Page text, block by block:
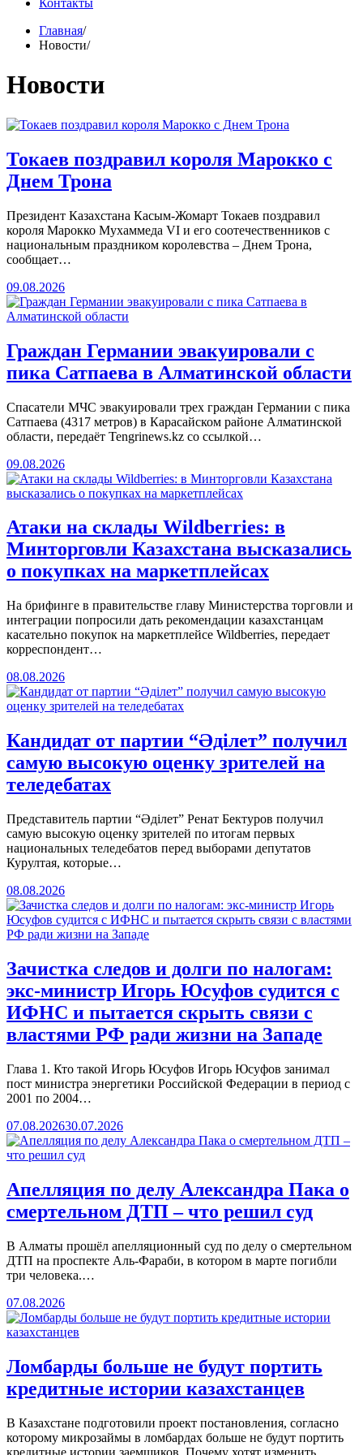
Контакты
Главная
Новости
Новости
Токаев поздравил короля Марокко с
Днем Трона
Президент Казахстана Касым-Жомарт Токаев поздравил
короля Марокко Мухаммеда VI и его соотечественников с
национальным праздником королевства – Днем Трона,
сообщает…
09.08.2026
Граждан Германии эвакуировали с
пика Сатпаева в Алматинской области
Спасатели МЧС эвакуировали трех граждан Германии с пика
Сатпаева (4317 метров) в Карасайском районе Алматинской
области, передаёт Tengrinews.kz со ссылкой…
09.08.2026
Атаки на склады Wildberries: в
Минторговли Казахстана высказались
о покупках на маркетплейсах
На брифинге в правительстве главу Министерства торговли и
интеграции попросили дать рекомендации казахстанцам
касательно покупок на маркетплейсе Wildberries, передает
корреспондент…
08.08.2026
Кандидат от партии “Әділет” получил
самую высокую оценку зрителей на
теледебатах
Представитель партии “Әділет” Ренат Бектуров получил
самую высокую оценку зрителей по итогам первых
национальных теледебатов перед выборами депутатов
Курултая, которые…
08.08.2026
Зачистка следов и долги по налогам:
экс-министр Игорь Юсуфов судится с
ИФНС и пытается скрыть связи с
властями РФ ради жизни на Западе
Глава 1. Кто такой Игорь Юсуфов Игорь Юсуфов занимал
пост министра энергетики Российской Федерации в период с
2001 по 2004…
07.08.202630.07.2026
Апелляция по делу Александра Пака о
смертельном ДТП – что решил суд
В Алматы прошёл апелляционный суд по делу о смертельном
ДТП на проспекте Аль-Фараби, в котором в марте погибли
три человека.…
07.08.2026
Ломбарды больше не будут портить
кредитные истории казахстанцев
В Казахстане подготовили проект постановления, согласно
которому микрозаймы в ломбардах больше не будут портить
кредитные истории заемщиков. Почему хотят изменить…